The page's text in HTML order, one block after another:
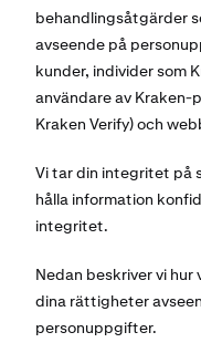
behandlingsåtgärder
avseende på
kunder, individer som
användare av Kraken-
Kraken Verify) och
Vi tar din integritet på
hålla information
integritet.
Nedan beskriver vi
dina rättigheter
personuppgifter.